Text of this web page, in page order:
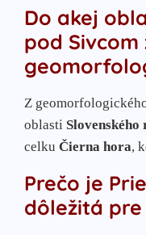
Do akej
pod Sivcom
Z
oblasti
celku Čierna hora,
Prečo je
dôležitá